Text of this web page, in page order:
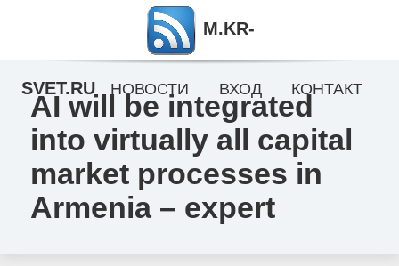
AI will be integrated
into virtually all capital
market processes in
Armenia – expert
M.KR-
SVET.RU НОВОСТИ ВХОД КОНТАКТ